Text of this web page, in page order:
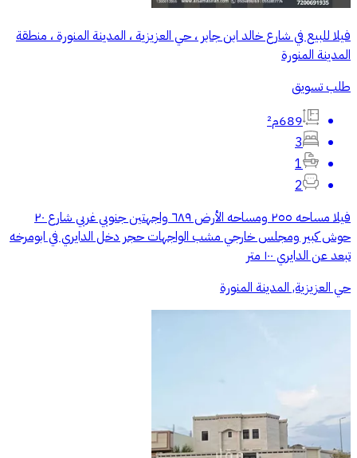
فيلا للبيع في شارع خالد ابن جابر ، حي العزيزية ، المدينة المنورة ، منطقة
المدينة المنورة
طلب تسويق
689م²
3
1
2
فيلا مساحه ٢٥٥ ومساحه الأرض ٦٨٩ واجهتين جنوبي غربي شارع ٢٠
حوش كبير ومجلس خارجي مشب الواجهات حجر دخل الدايري في ابومرخه
تبعد عن الدايري ١٠٠ متر
حي العزيزية, المدينة المنورة